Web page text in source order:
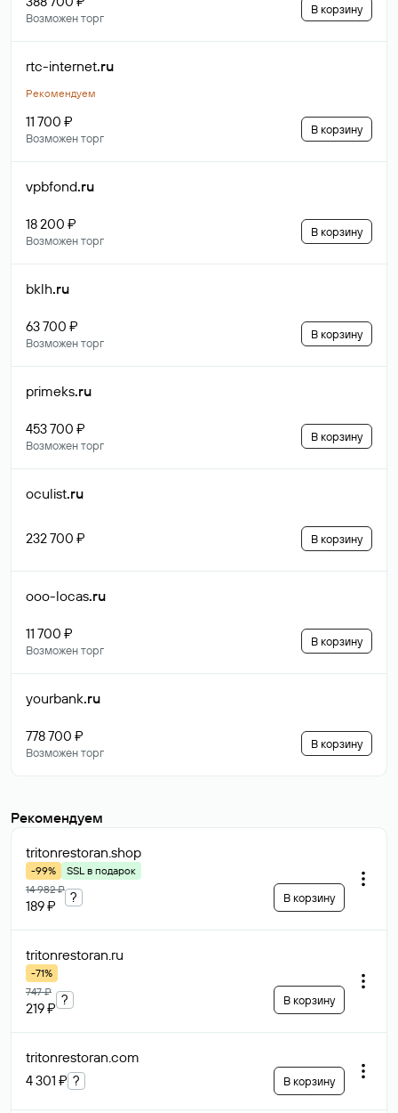
Возможен торг
В корзину
rtc-internet.ru
Рекомендуем
11 700 ₽
Возможен торг
В корзину
vpbfond.ru
18 200 ₽
Возможен торг
В корзину
bklh.ru
63 700 ₽
Возможен торг
В корзину
primeks.ru
453 700 ₽
Возможен торг
В корзину
oculist.ru
232 700 ₽ В корзину
ooo-locas.ru
11 700 ₽
Возможен торг
В корзину
yourbank.ru
778 700 ₽
Возможен торг
В корзину
Рекомендуем
tritonrestoran.shop
-99%
SSL в подарок
14 982 ₽
189 ₽
? В корзину
tritonrestoran.ru
-71%
747 ₽
219 ₽
? В корзину
tritonrestoran.com
4 301 ₽ ? В корзину